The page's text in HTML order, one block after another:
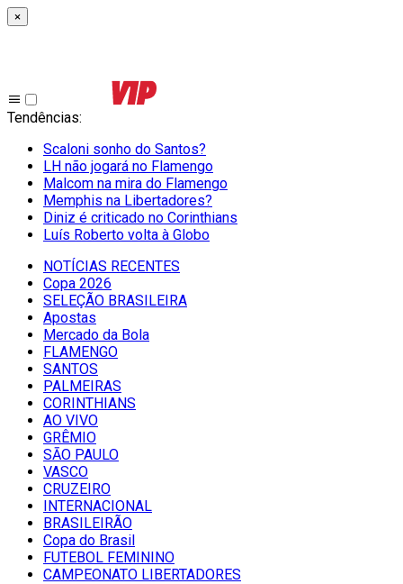
×
Tendências:
Scaloni sonho do Santos?
LH não jogará no Flamengo
Malcom na mira do Flamengo
Memphis na Libertadores?
Diniz é criticado no Corinthians
Luís Roberto volta à Globo
NOTÍCIAS RECENTES
Copa 2026
SELEÇÃO BRASILEIRA
Apostas
Mercado da Bola
FLAMENGO
SANTOS
PALMEIRAS
CORINTHIANS
AO VIVO
GRÊMIO
SĀO PAULO
VASCO
CRUZEIRO
INTERNACIONAL
BRASILEIRÃO
Copa do Brasil
FUTEBOL FEMININO
CAMPEONATO LIBERTADORES